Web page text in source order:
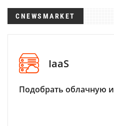
CNEWSMARKET
IaaS
Подобрать облачную